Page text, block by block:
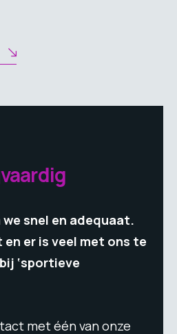
snel en adequaat.
er is veel met ons te
‘sportieve
met één van onze